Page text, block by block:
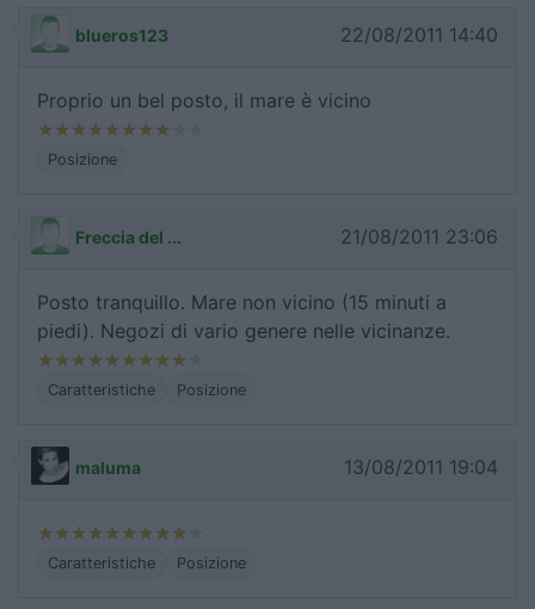
blueros123 22/08/2011 14:40
Proprio un bel posto, il mare è vicino
Posizione
Freccia del ... 21/08/2011 23:06
Posto tranquillo. Mare non vicino (15 minuti a
piedi). Negozi di vario genere nelle vicinanze.
Caratteristiche Posizione
maluma 13/08/2011 19:04
Caratteristiche Posizione